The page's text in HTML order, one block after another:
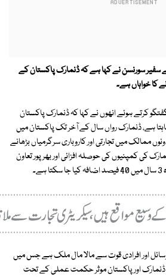
سفیر سورنسن نے کہا ہے کہ ڈنمارک پاکستان کے
کا خواہاں ہے۔
کرتے ہوئے انھوں نے کہا کہ ڈنمارک پاکستان
ہے، ڈنمارک رواں سال کے آخر تک پاکستان میں
ممالک میں تجارتی اور کاروباری سرگرمیاں بڑھانے
کی کمپنیوں کی حوصلہ افزائی اور بھرپور تعاون
وسائل اور افرادی قوت سے مالا مال ملک ہے جس میں
ڈنمارک اور پاکستان موثر حکمت عملی کے تحت